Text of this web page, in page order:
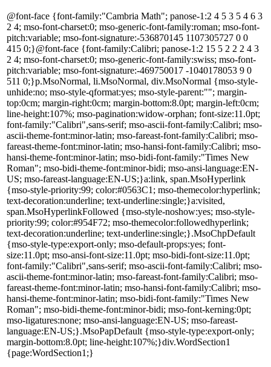
@font-face {font-family:"Cambria Math"; panose-1:2 4 5 3 5 4 6 3
2 4; mso-font-charset:0; mso-generic-font-family:roman; mso-font-
pitch:variable; mso-font-signature:-536870145 1107305727 0 0
415 0;}@font-face {font-family:Calibri; panose-1:2 15 5 2 2 2 4 3
2 4; mso-font-charset:0; mso-generic-font-family:swiss; mso-font-
pitch:variable; mso-font-signature:-469750017 -1040178053 9 0
511 0;}p.MsoNormal, li.MsoNormal, div.MsoNormal {mso-style-
unhide:no; mso-style-qformat:yes; mso-style-parent:""; margin-
top:0cm; margin-right:0cm; margin-bottom:8.0pt; margin-left:0cm;
line-height:107%; mso-pagination:widow-orphan; font-size:11.0pt;
font-family:"Calibri",sans-serif; mso-ascii-font-family:Calibri; mso-
ascii-theme-font:minor-latin; mso-fareast-font-family:Calibri; mso-
fareast-theme-font:minor-latin; mso-hansi-font-family:Calibri; mso-
hansi-theme-font:minor-latin; mso-bidi-font-family:"Times New
Roman"; mso-bidi-theme-font:minor-bidi; mso-ansi-language:EN-
US; mso-fareast-language:EN-US;}a:link, span.MsoHyperlink
{mso-style-priority:99; color:#0563C1; mso-themecolor:hyperlink;
text-decoration:underline; text-underline:single;}a:visited,
span.MsoHyperlinkFollowed {mso-style-noshow:yes; mso-style-
priority:99; color:#954F72; mso-themecolor:followedhyperlink;
text-decoration:underline; text-underline:single;}.MsoChpDefault
{mso-style-type:export-only; mso-default-props:yes; font-
size:11.0pt; mso-ansi-font-size:11.0pt; mso-bidi-font-size:11.0pt;
font-family:"Calibri",sans-serif; mso-ascii-font-family:Calibri; mso-
ascii-theme-font:minor-latin; mso-fareast-font-family:Calibri; mso-
fareast-theme-font:minor-latin; mso-hansi-font-family:Calibri; mso-
hansi-theme-font:minor-latin; mso-bidi-font-family:"Times New
Roman"; mso-bidi-theme-font:minor-bidi; mso-font-kerning:0pt;
mso-ligatures:none; mso-ansi-language:EN-US; mso-fareast-
language:EN-US;}.MsoPapDefault {mso-style-type:export-only;
margin-bottom:8.0pt; line-height:107%;}div.WordSection1
{page:WordSection1;}